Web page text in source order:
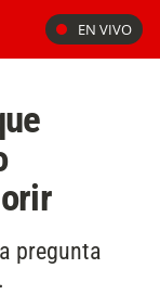
EN VIVO
pregunta